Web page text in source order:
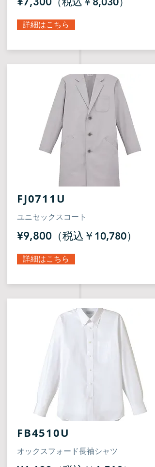
詳細はこちら
FJ0711U
ユニセックスコート
¥9,800（税込￥ 10,780）
詳細はこちら
FB4510U
オックスフォード長袖シャツ